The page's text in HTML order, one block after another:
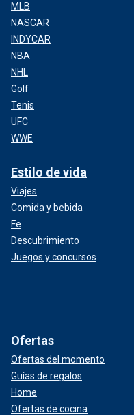
MLB
NASCAR
INDYCAR
NBA
NHL
Golf
Tenis
UFC
WWE
Estilo de vida
Viajes
Comida y bebida
Fe
Descubrimiento
Juegos y concursos
Ofertas
Ofertas del momento
Guías de regalos
Home
Ofertas de cocina